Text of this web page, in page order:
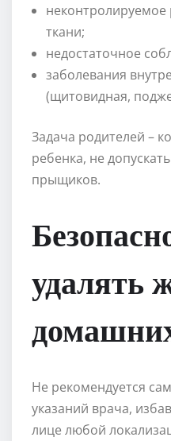
ткани;
недостаточное
заболевания
(щитовидная,
Задача родителей –
ребенка, не
прыщиков.
удалять
Не рекомендуется
указаний врача,
лице любой